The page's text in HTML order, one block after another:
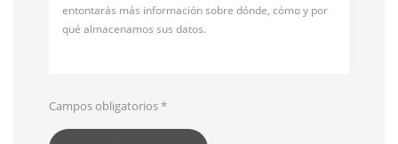
entontarás más información sobre dónde, cómo y por
qué almacenamos sus datos.
Campos obligatorios*